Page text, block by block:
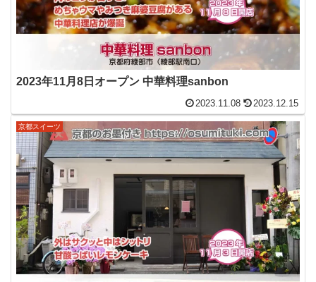
2023年11月8日オープン 中華料理sanbon
2023.11.08 2023.12.15
京都スイーツ